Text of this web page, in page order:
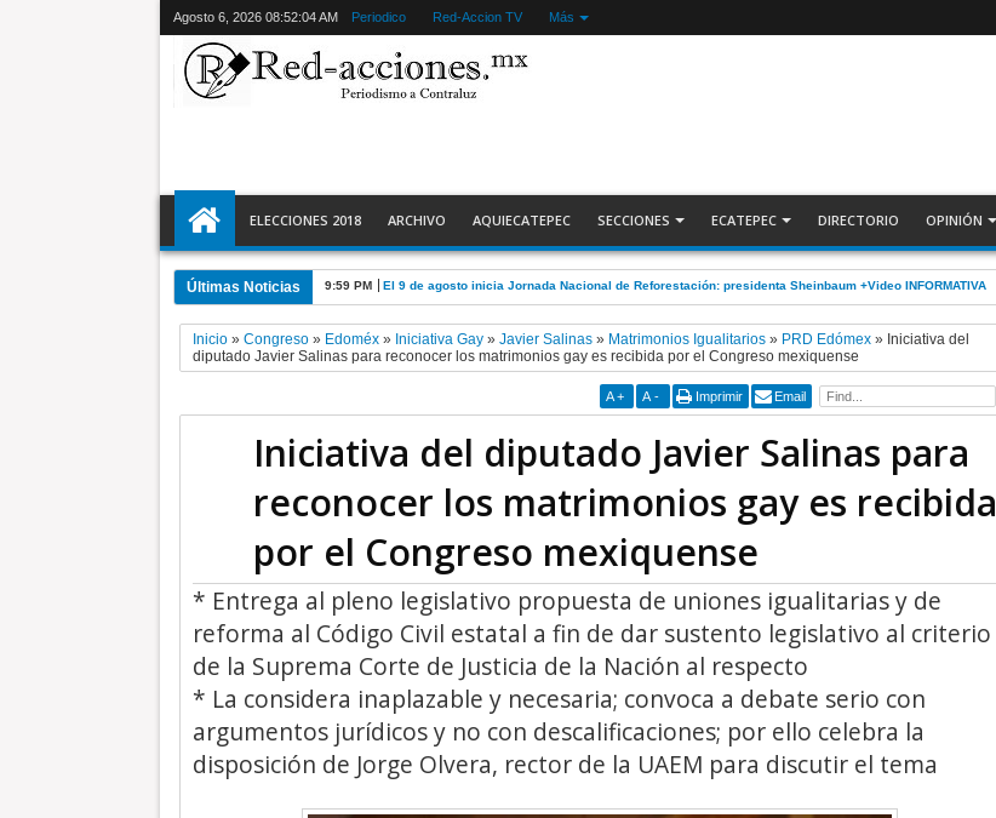
Agosto 6, 2026 08:52:05 AM Periodico Red-Accion TV Más
ELECCIONES 2018 ARCHIVO AQUIECATEPEC SECCIONES ECATEPEC DIRECTORIO OPINIÓN
Últimas Noticias 9:59 PM El 9 de agosto inicia Jornada Nacional de Reforestación: presidenta Sheinbaum +Video INFORMATIVA
Inicio» Congreso» Edoméx» Iniciativa Gay» Javier Salinas» Matrimonios Igualitarios» PRD Edómex» Iniciativa del
diputado Javier Salinas para reconocer los matrimonios gay es recibida por el Congreso mexiquense
A + A - Imprimir Email
Iniciativa del diputado Javier Salinas para
reconocer los matrimonios gay es recibida
por el Congreso mexiquense
* Entrega al pleno legislativo propuesta de uniones igualitarias y de
reforma al Código Civil estatal a fin de dar sustento legislativo al criterio
de la Suprema Corte de Justicia de la Nación al respecto
* La considera inaplazable y necesaria; convoca a debate serio con
argumentos jurídicos y no con descalificaciones; por ello celebra la
disposición de Jorge Olvera, rector de la UAEM para discutir el tema